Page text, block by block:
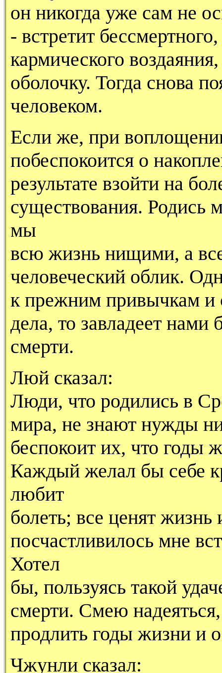
он никогда уже сам не
- встретит
кармического
оболочку. Тогда снова
человеком.
Если же, при
побеспокоится о
результате взойти на
существования.
мы
всю жизнь нищими, а
человеческий облик.
к прежним привычкам и
дела, то завладеет
смерти.
Люй сказал:
Люди, что родились в
мира, не знают нужды
беспокоит их, что годы
Каждый желал бы себе
любит
болеть; все ценят жизнь
посчастливилось мне
Хотел
бы, пользуясь такой
смерти. Смею
продлить годы жизни и
Чжунли сказал: